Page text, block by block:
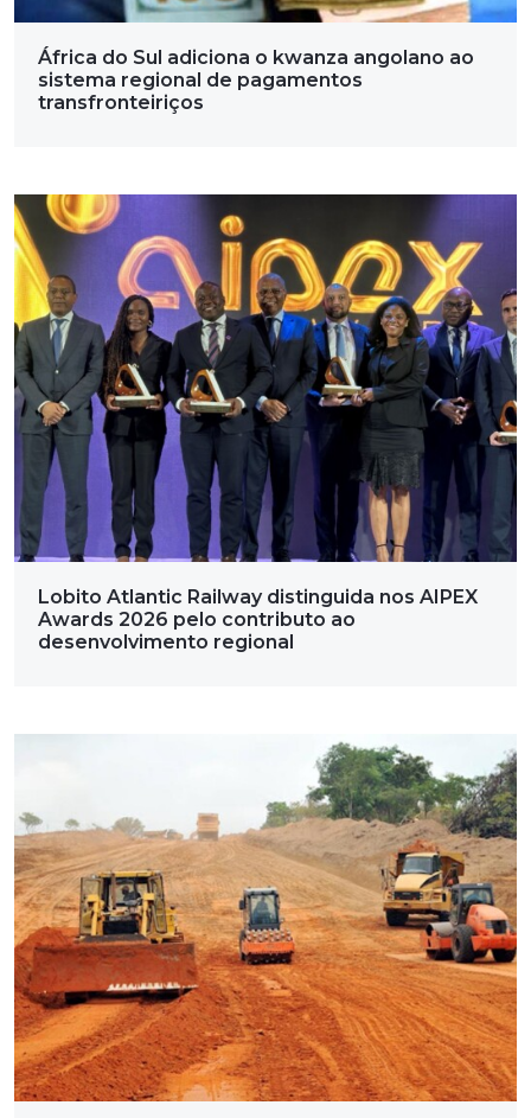
África do Sul adiciona o kwanza angolano ao
sistema regional de pagamentos
transfronteiriços
Lobito Atlantic Railway distinguida nos AIPEX
Awards 2026 pelo contributo ao
desenvolvimento regional